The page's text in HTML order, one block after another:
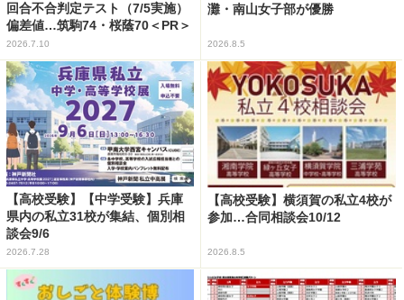
回合不合判定テスト（7/5実施）
偏差値…筑駒74・桜蔭70＜PR＞
2026.7.10
灘・南山女子部が優勝
2026.8.5
【高校受験】【中学受験】兵庫
県内の私立31校が集結、個別相
談会9/6
2026.7.28
【高校受験】横須賀の私立4校が
参加…合同相談会10/12
2026.8.5